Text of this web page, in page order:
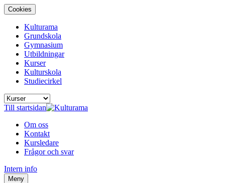
Cookies
Kulturama
Grundskola
Gymnasium
Utbildningar
Kurser
Kulturskola
Studiecirkel
Till startsidan
Om oss
Kontakt
Kursledare
Frågor och svar
Intern info
Meny